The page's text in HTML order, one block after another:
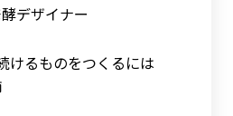
デザイナー
けるものをつくるには